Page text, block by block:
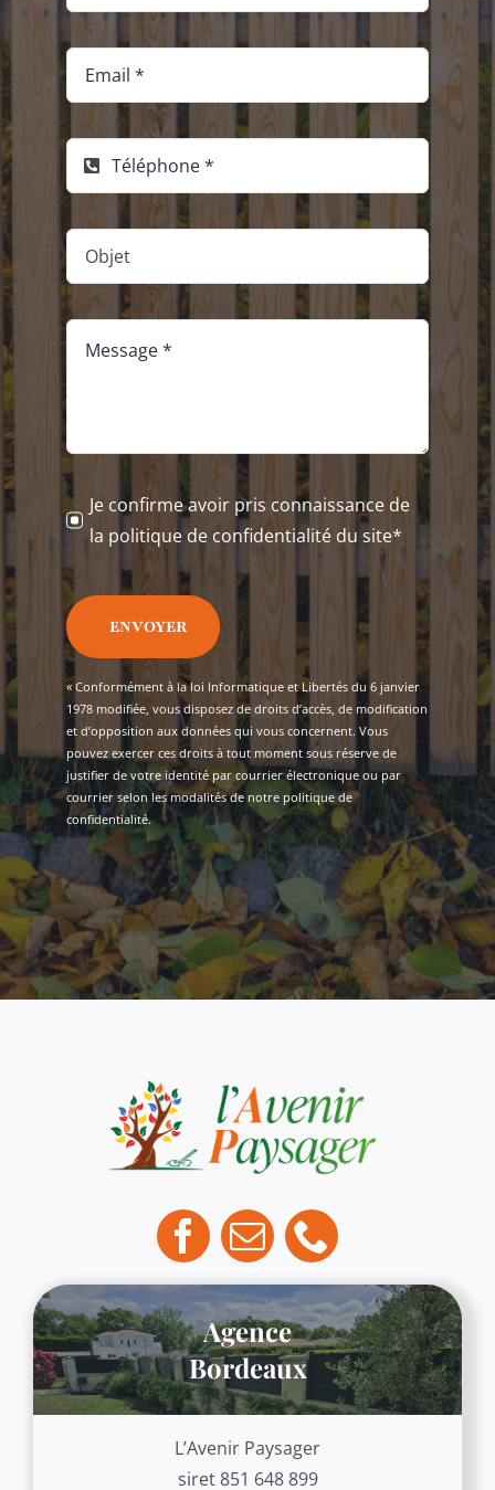
Je confirme avoir pris connaissance de
la politique de confidentialité du site*
ENVOYER
« Conformément à la loi Informatique et Libertés du 6 janvier
1978 modifiée, vous disposez de droits d’accès, de modification
et d’opposition aux données qui vous concernent. Vous
pouvez exercer ces droits à tout moment sous réserve de
justifier de votre identité par courrier électronique ou par
courrier selon les modalités de notrepolitique de
confidentialité.
Agence
Bordeaux
L’Avenir Paysager
siret 851 648 899